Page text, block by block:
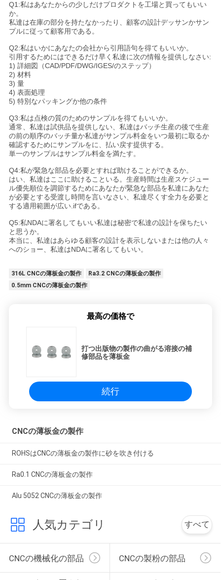
Q1:私はあなたからの少しだけプロダクトを工場と買ってもいい
か。
私達は在庫の部分を持たなかったり、顧客の設計デッサンかサン
プルに従って顧客用である。
Q2:私はいかにあなたの会社から引用語句を得てもいいか。
引用するためにはできるだけ早く私達に次の情報を提供しなさい:
1) 詳細図（CAD/PDF/DWG/IGES/のステップ）
2) 材料
3) 量
4) 表面処理
5) 特別なパッキングか他の条件
Q3:私は点検の質のためのサンプルを得てもいいか。
通常、私達は試供品を提供しない、私達はバッチ生産の後で生産
の前の順序のバッチ量か私達がサンプル料金をいつ最初に取るか
確認するためにサンプルをに、払い戻す提供する。
単一のサンプルはサンプル料金を満たす。
Q4:私が緊急な部品を必要とすれば助けることができるか。
はい、私達はここに助けることいる。生産時間は生産スケジュー
ル優先順位を調節するためにあなたが緊急な部品を私達にあなた
が必要とする受渡し時間を言いなさい、私達尽くす全力を必要と
する適用範囲が広い.ifである。
Q5:私NDAに署名してもいい私達は秘密で私達の設計を保ちたい
と思うか。
本当に、私達はあらゆる顧客の設計を表示しないまたは他の人々
へのショー、私達はNDAに署名してもいい。
316L CNCの薄板金の製作
Ra3.2 CNCの薄板金の製作
0.5mm CNCの薄板金の製作
最高の価格で
打つ出版物の製作の曲がる溶接の補
修部品を薄板金
続行
CNCの薄板金の製作
ROHSはCNCの薄板金の製作に砂を吹き付ける
Ra0.1 CNCの薄板金の製作
Alu 5052 CNCの薄板金の製作
人気カテゴリ すべて
CNCの機械化の部品 CNCの製粉の部品